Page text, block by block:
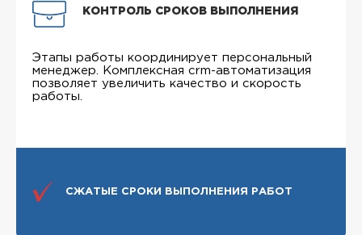
КОНТРОЛЬ СРОКОВ ВЫПОЛНЕНИЯ
Этапы работы координирует персональный
менеджер. Комплексная crm-автоматизация
позволяет увеличить качество и скорость
работы.
СЖАТЫЕ СРОКИ ВЫПОЛНЕНИЯ РАБОТ